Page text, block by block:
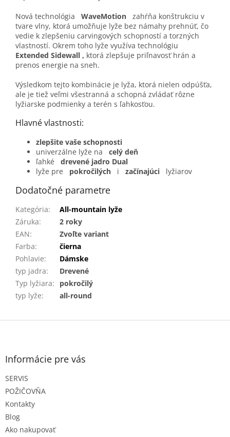
Nová technológia
WaveMotion
zahŕňa konštrukciu v
tvare vlny, ktorá umožňuje lyže bez námahy prehnúť, čo
vedie k zlepšeniu carvingových schopností a torzných
vlastností. Okrem toho lyže využíva technológiu
Extended Sidewall , ktorá zlepšuje priľnavosť hrán a
prenos energie na sneh.
Výsledkom tejto kombinácie je lyža, ktorá nielen odpúšťa,
ale je tiež veľmi všestranná a schopná zvládať rôzne
lyžiarske podmienky a terén s ľahkosťou.
Hlavné vlastnosti:
zlepšite vaše schopnosti
univerzálne lyže na
celý deň
ľahké
drevené jadro Dual
lyže pre
pokročilých i začínajúci lyžiarov
Dodatočné parametre
Kategória:
All-mountain lyže
Záruka:
2 roky
EAN:
Zvoľte variant
Farba:
čierna
Pohlavie:
Dámske
typ jadra:
Drevené
Typ lyžiara:
pokročilý
typ lyže: all-round
Z
Informácie pre vás
SERVIS
POŽIČOVŇA
Kontakty
Blog
Ako nakupovať